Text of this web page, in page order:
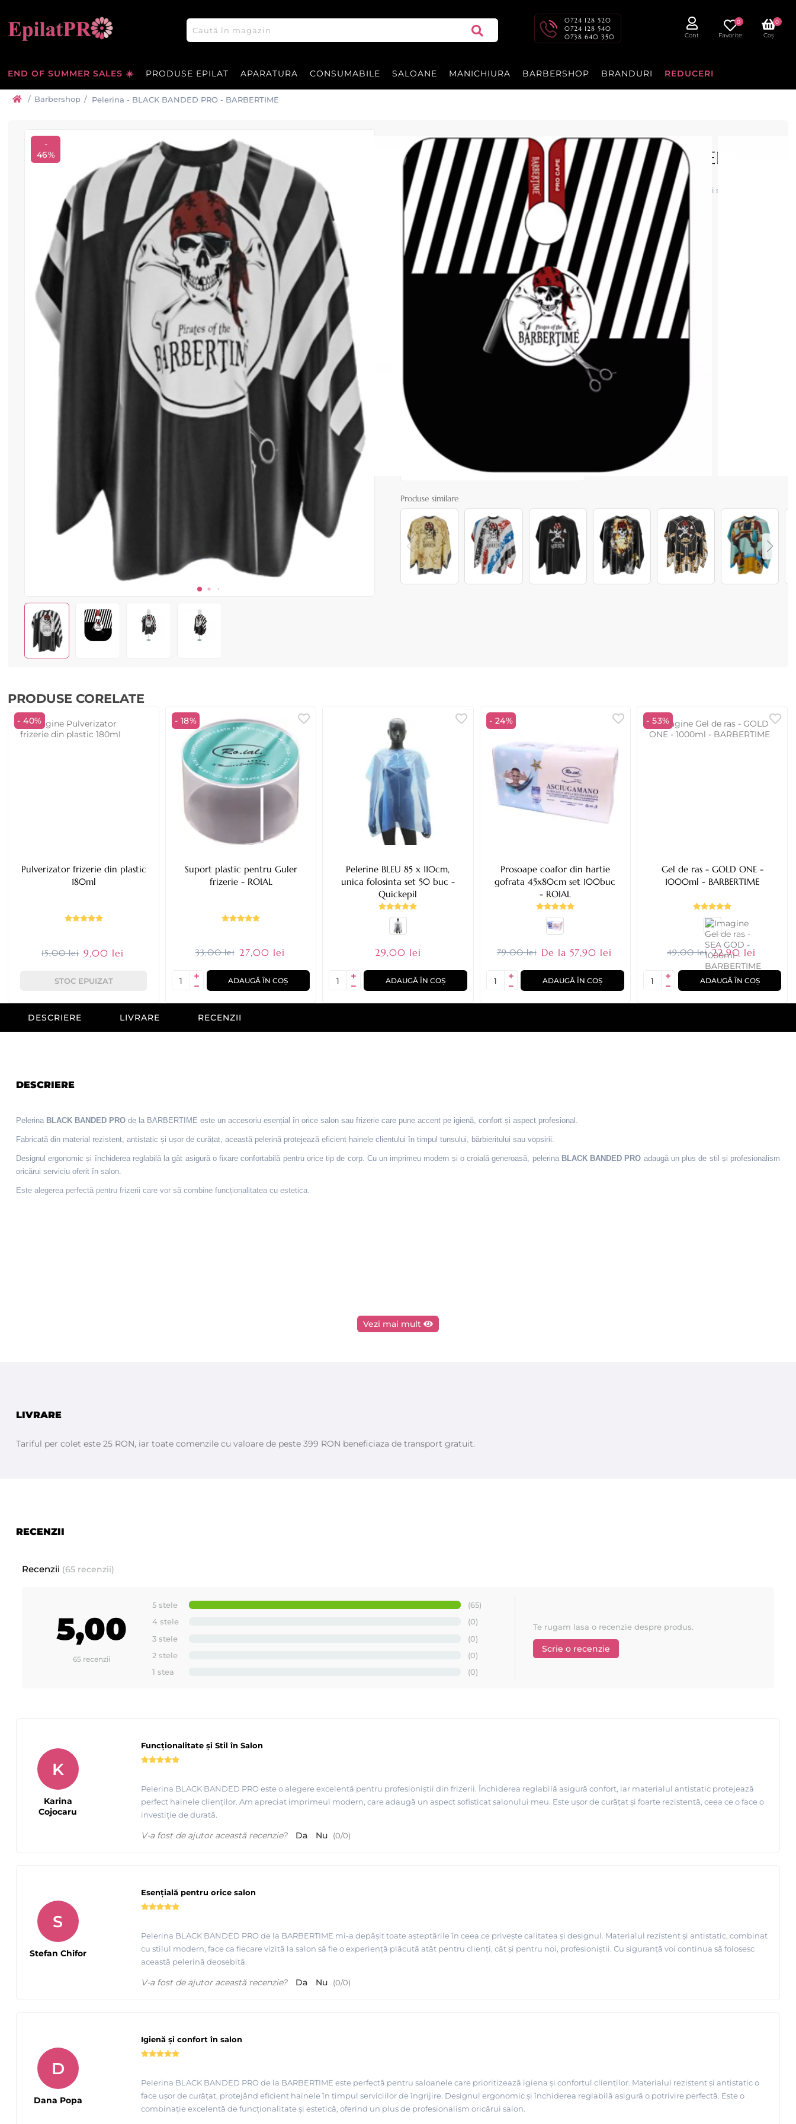
0724 128 520
0724 128 540
0738 640 350
Cont Favorite
0
Coș
0
END OF SUMMER SALES ☀️ PRODUSE EPILAT APARATURA CONSUMABILE SALOANE MANICHIURA BARBERSHOP BRANDURI REDUCERI
/ Barbershop / Pelerina - BLACK BANDED PRO - BARBERTIME
-
46%
Pelerina - BLACK BANDED PRO - BARBERTIME
Pelerina BLACK BANDED PRO BARBERTIME este accesoriul ideal pentru frizerii și saloane, oferind
protecție, confort și un aspect profesional în timpul tunsului.
65 recenzii| Adăugați recenzia dvs.
59,00 lei
ADAUGĂ ÎN COȘ
Acest produs vă aduce
Consultanță? Sună acum 0724 128 520
Produse similare
PRODUSE CORELATE
- 40%
Pulverizator frizerie din plastic
180ml
15,00 lei 9,00 lei
STOC EPUIZAT
- 18%
Suport plastic pentru Guler
frizerie - ROIAL
33,00 lei 27,00 lei
ADAUGĂ ÎN COȘ
Pelerine BLEU 85 x 110cm,
unica folosinta set 50 buc -
Quickepil
29,00 lei
ADAUGĂ ÎN COȘ
- 24%
Prosoape coafor din hartie
gofrata 45x80cm set 100buc
- ROIAL
79,00 lei De la 57,90 lei
ADAUGĂ ÎN COȘ
- 53%
Gel de ras - GOLD ONE -
1000ml - BARBERTIME
49,00 lei 22,90 lei
ADAUGĂ ÎN COȘ
DESCRIERE LIVRARE RECENZII
DESCRIERE
Pelerina BLACK BANDED PROde la BARBERTIME este un accesoriu esențial în orice salon sau frizerie care pune accent pe igienă, confort și aspect profesional.
Fabricată din material rezistent, antistatic și ușor de curățat, această pelerină protejează eficient hainele clientului în timpul tunsului, bărbieritului sau vopsirii.
Designul ergonomic și închiderea reglabilă la gât asigură o fixare confortabilă pentru orice tip de corp. Cu un imprimeu modern și o croială generoasă, pelerina BLACK BANDED PRO adaugă un plus de stil și profesionalism
oricărui serviciu oferit în salon.
Este alegerea perfectă pentru frizerii care vor să combine funcționalitatea cu estetica.
Vezi mai mult
LIVRARE
Tariful per colet este 25 RON, iar toate comenzile cu valoare de peste 399 RON beneficiaza de transport gratuit.
RECENZII
Recenzii (65 recenzii)
5,00
65 recenzii
5 stele
(65)
4 stele
(0)
3 stele
(0)
2 stele
(0)
1 stea
(0)
Te rugam lasa o recenzie despre produs.
Scrie o recenzie
Funcționalitate și Stil în Salon
Pelerina BLACK BANDED PRO este o alegere excelentă pentru profesioniștii din frizerii. Închiderea reglabilă asigură confort, iar materialul antistatic protejează
perfect hainele clienților. Am apreciat imprimeul modern, care adaugă un aspect sofisticat salonului meu. Este ușor de curățat și foarte rezistentă, ceea ce o face o
investiție de durată.
K
Karina
Cojocaru
V-a fost de ajutor această recenzie? Da Nu (0/0)
Esențială pentru orice salon
Pelerina BLACK BANDED PRO de la BARBERTIME mi-a depășit toate așteptările în ceea ce privește calitatea și designul. Materialul rezistent și antistatic, combinat
cu stilul modern, face ca fiecare vizită la salon să fie o experiență plăcută atât pentru clienți, cât și pentru noi, profesioniștii. Cu siguranță voi continua să folosesc
această pelerină deosebită.
S
Stefan Chifor
V-a fost de ajutor această recenzie? Da Nu (0/0)
Igienă și confort în salon
Pelerina BLACK BANDED PRO de la BARBERTIME este perfectă pentru saloanele care prioritizează igiena și confortul clienților. Materialul rezistent și antistatic o
face ușor de curățat, protejând eficient hainele în timpul serviciilor de îngrijire. Designul ergonomic și închiderea reglabilă asigură o potrivire perfectă. Este o
combinație excelentă de funcționalitate și estetică, oferind un plus de profesionalism oricărui salon.
D
Dana Popa